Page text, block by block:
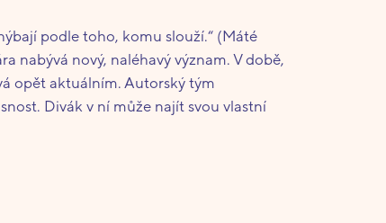
podle toho, komu slouží.“ (Máté
nabývá nový, naléhavý význam. V době,
opět aktuálním. Autorský tým
Divák v ní může najít svou vlastní